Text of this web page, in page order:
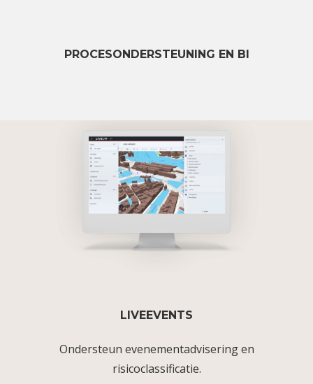
PROCESONDERSTEUNING EN BI
LIVEEVENTS
Ondersteun evenementadvisering en
risicoclassificatie.